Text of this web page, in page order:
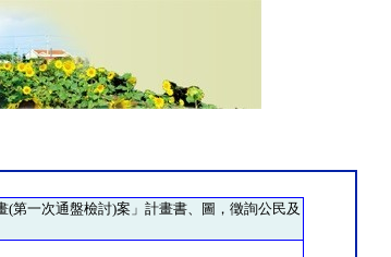
第一次通盤檢討)案」計畫書、圖，徵詢公民及